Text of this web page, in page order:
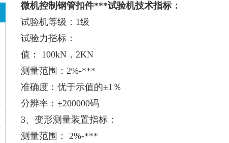
微机控制钢管扣件***试验机技术指标：
试验机等级：1级
试验力指标：
值： 100kN，2KN
测量范围：2%-***
准确度：优于示值的±1％
分辨率：±200000码
3、变形测量装置指标：
测量范围： 2%-***